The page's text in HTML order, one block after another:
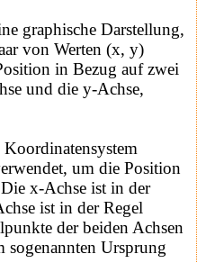
graphische Darstellung,
von Werten (x, y)
in Bezug auf zwei
und die y-Achse,
um die Position
x-Achse ist in der
ist in der Regel
der beiden Achsen
sogenannten Ursprung